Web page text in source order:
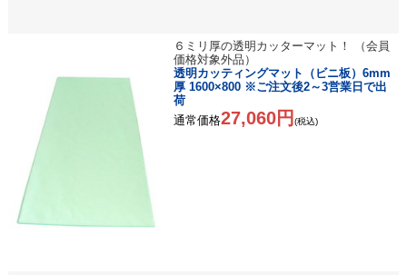
６ミリ厚の透明カッターマット！ （会員
価格対象外品）
透明カッティングマット（ビニ板）6mm
厚 1600×800 ※ご注文後2～3営業日で出
荷
通常価格27,060円 (税込)